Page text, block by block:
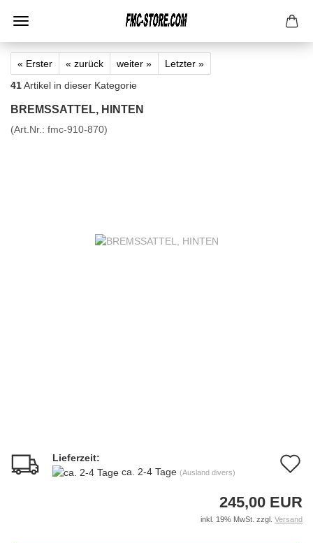
« Erster « zurück weiter »
Letzter »
41Artikel in dieser Kategorie
BREMSSATTEL, HINTEN
(Art.Nr.: fmc-910-870)
Lieferzeit:
ca. 2-4 Tage (Ausland divers)
245,00 EUR
inkl. 19% MwSt. zzgl. Versand